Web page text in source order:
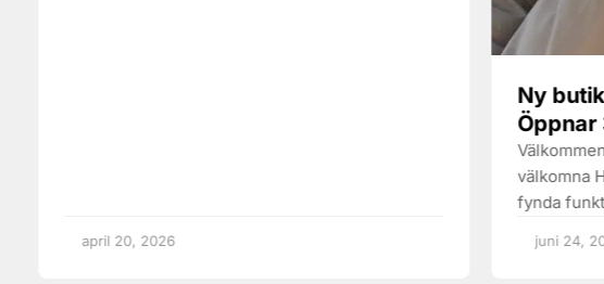
april 20, 2026
Ny
Öppnar
välkomna
fynda
juni 24,